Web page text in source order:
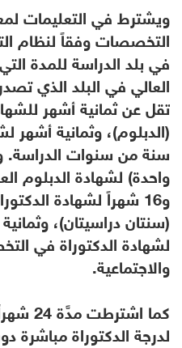
ويشترط في التعليمات
التخصصات وفقاً لنظام
في بلد الدراسة للمدة
العالي في البلد الذي
تقل عن ثمانية أشهر
(الدبلوم)، وثمانية
سنة من سنوات الدراسة.
واحدة) لشهادة الدبلوم
و16 شهراً لشهادة
(سنتان دراسيتان)،
لشهادة الدكتوراة في
والاجتماعية.
كما
لدرجة الدكتوراة